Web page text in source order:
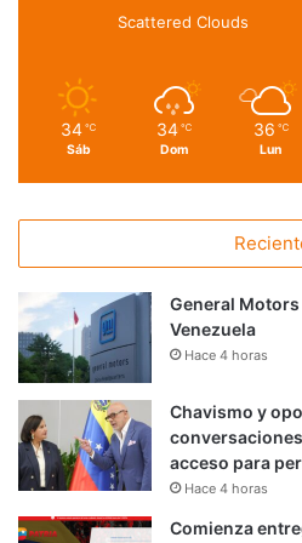
Scattered Clouds
34 ℃
Sáb
34 ℃
Dom
36 ℃
Lun
General
Venezuela
Hace 4 horas
Chavismo y
acceso para
Hace 4 horas
Comienza